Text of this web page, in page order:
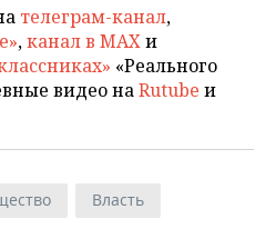
телеграм-канал,
,канал в MAXи
«Реального
видео наRutube и
Власть